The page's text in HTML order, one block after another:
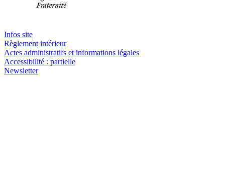
Infos site
Règlement intérieur
Actes administratifs et informations légales
Accessibilité : partielle
Newsletter